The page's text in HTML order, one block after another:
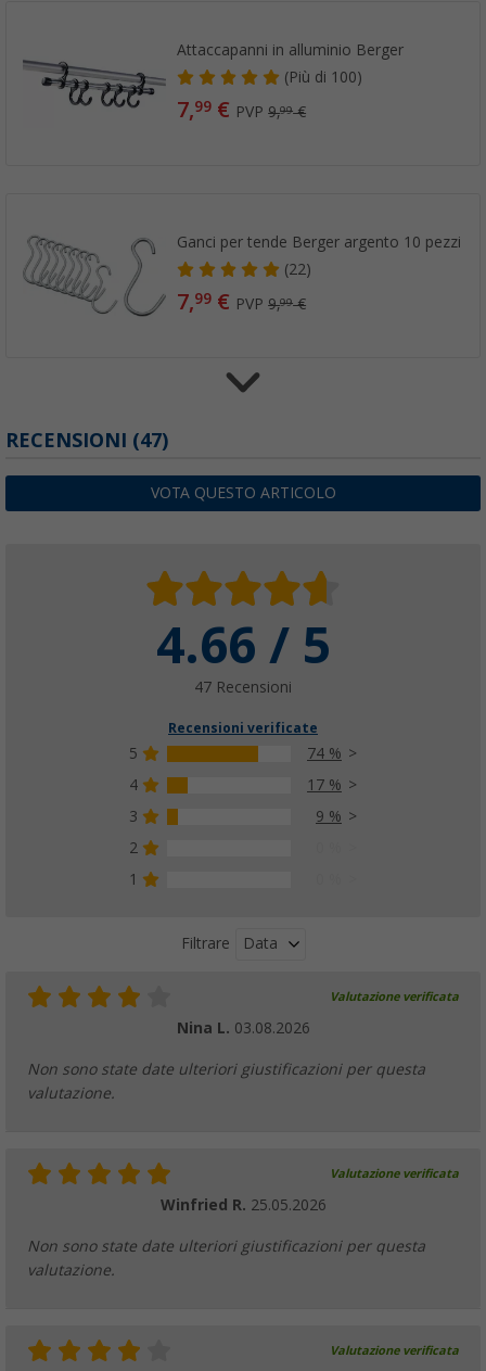
Attaccapanni in alluminio Berger
(Più di 100)
7,99 € PVP9,99€
Ganci per tende Berger argento 10 pezzi
(22)
7,99 € PVP9,99€
12,99€
Morsetto Berger con ganci multipli
(24)
99 €PVP8,99
Gancio a S per tenda Berger 2 pezzi bianco
RECENSIONI (47)
VOTA QUESTO ARTICOLO
4.66 / 5
47 Recensioni
Recensioni verificate
5
74 %
4
17 %
3
9 %
2
1
Filtrare Data
Valutazione verificata
Nina L. 03.08.2026
Non sono state date ulteriori giustificazioni per questa
valutazione.
Valutazione verificata
Winfried R. 25.05.2026
Non sono state date ulteriori giustificazioni per questa
valutazione.
Valutazione verificata